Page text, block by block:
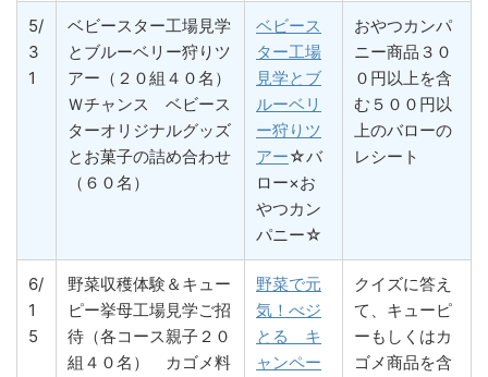
5/
3
1
ベビースター工場見学
とブルーベリー狩りツ
アー（２０組４０名）
Ｗチャンス ベビース
ターオリジナルグッズ
とお菓子の詰め合わせ
（６０名）
ベビース
ター工場
見学とブ
ルーベリ
ー狩りツ
アー☆バ
ロー×お
やつカン
パニー☆
おやつカンパ
ニー商品３０
０円以上を含
む５００円以
上のバローの
レシート
6/
1
5
野菜収穫体験＆キュー
ピー挙母工場見学ご招
待（各コース親子２０
組４０名） カゴメ料
野菜で元
気！べジ
とる キ
ャンペー
クイズに答え
て、キューピ
ーもしくはカ
ゴメ商品を含